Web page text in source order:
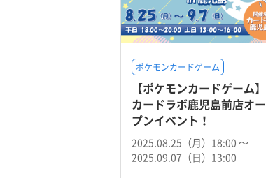
ポケモンカードゲーム
【ポケモンカードゲーム】
カードラボ鹿児島前店オー
プンイベント！
2025.08.25（月）18:00 〜
2025.09.07（日）13:00